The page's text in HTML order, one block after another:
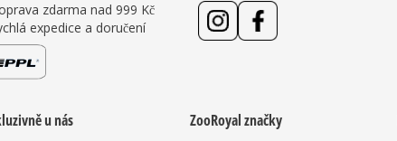
zdarma nad 999 Kč
expedice a doručení
u nás ZooRoyal značky